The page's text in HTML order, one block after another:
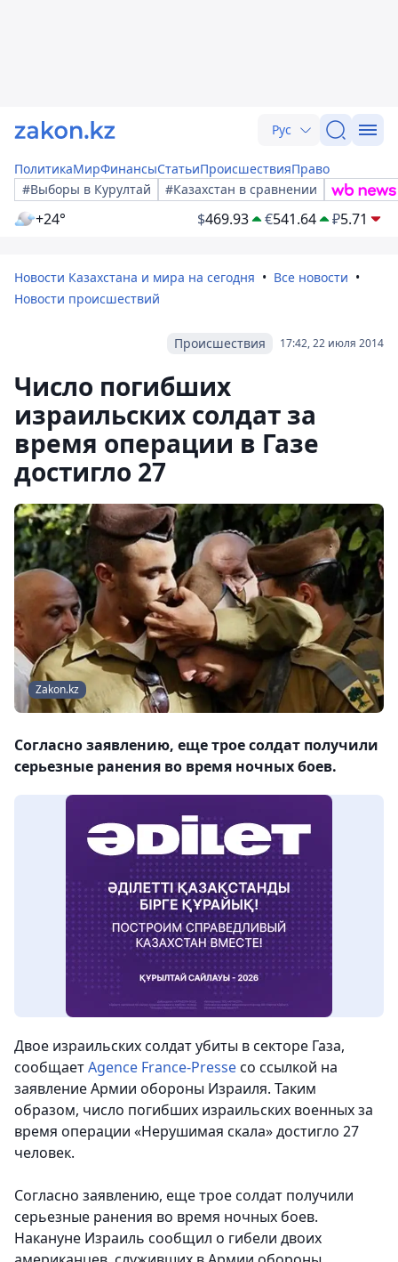
Рус
ПолитикаМирФинансыСтатьиПроисшествияПраво
#Выборы в Курултай
#Казахстан в сравнении
+24° $469.93 €541.64 ₽5.71
Новости Казахстана и мира на сегодня
Все новости
Новости происшествий
17:42, 22 июля 2014
Происшествия
Число погибших
израильских солдат за
время операции в Газе
достигло 27
Zakon.kz
Согласно заявлению, еще трое солдат получили
серьезные ранения во время ночных боев.
Двое израильских солдат убиты в секторе Газа,
сообщаетAgence France-Presseсо ссылкой на
заявление Армии обороны Израиля. Таким
образом, число погибших израильских военных за
время операции «Нерушимая скала» достигло 27
человек.
Согласно заявлению, еще трое солдат получили
серьезные ранения во время ночных боев.
Накануне Израиль сообщил о гибели двоих